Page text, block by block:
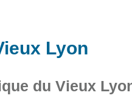
Lyon
du Vieux